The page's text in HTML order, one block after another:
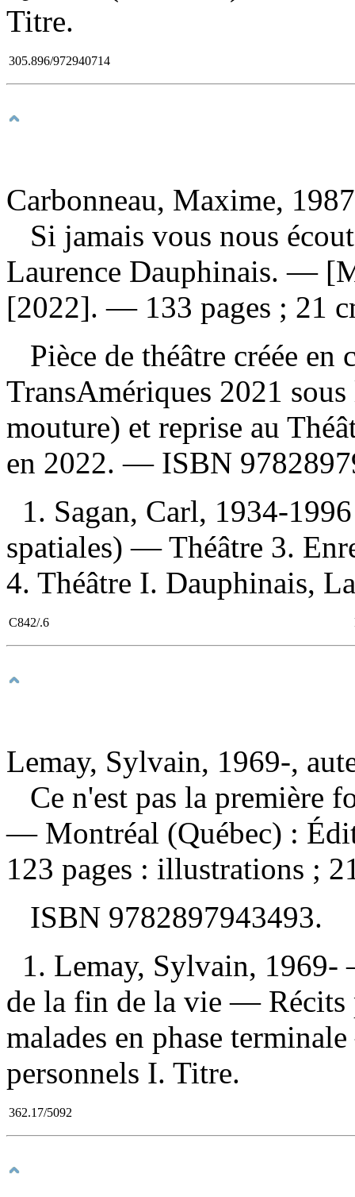
Titre.
305.896/972940714
Carbonneau, Maxime,
Si jamais vous nous
Laurence Dauphinais. —
[2022]. — 133 pages ; 21
Pièce de théâtre créée
TransAmériques 2021
mouture) et reprise au
en 2022. — ISBN
1. Sagan, Carl, 1934-
spatiales) — Théâtre 3.
4. Théâtre I. Dauphinais,
C842/.6
Lemay, Sylvain, 1969-,
Ce n'est pas la première
— Montréal (Québec) :
123 pages : illustrations ;
ISBN 9782897943493.
1. Lemay, Sylvain,
de la fin de la vie — Récits
malades en phase
personnels I. Titre.
362.17/5092